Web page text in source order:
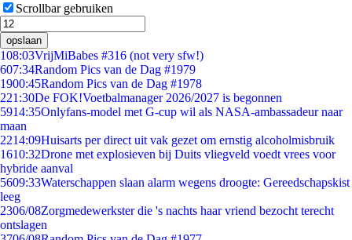
Scrollbar gebruiken
opslaan
108:03VrijMiBabes #316 (not very sfw!)
607:34Random Pics van de Dag #1979
1900:45Random Pics van de Dag #1978
221:30De FOK!Voetbalmanager 2026/2027 is begonnen
5914:35Onlyfans-model met G-cup wil als NASA-ambassadeur naar
maan
2214:09Huisarts per direct uit vak gezet om ernstig alcoholmisbruik
1610:32Drone met explosieven bij Duits vliegveld voedt vrees voor
hybride aanval
5609:33Waterschappen slaan alarm wegens droogte: Gereedschapskist
leeg
2306/08Zorgmedewerkster die 's nachts haar vriend bezocht terecht
ontslagen